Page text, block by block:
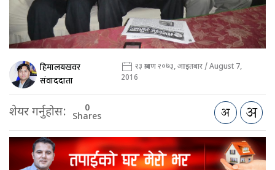
हिमालयखवर
संवाददाता
२३ श्रावण २०७३, आइतबार / August 7,
2016
शेयर गर्नुहोस: 0
Shares